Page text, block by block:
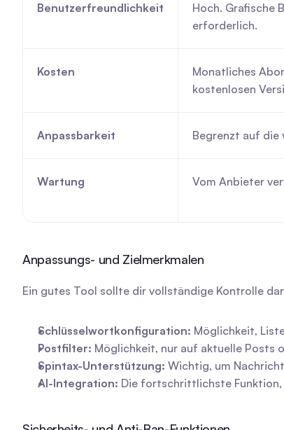
Benutzerfreundlichkeit
Hoch. Grafische
erforderlich.
Kosten
Monatliches
kostenlosen
Anpassbarkeit Begrenzt auf die
Wartung Vom Anbieter
Anpassungs- und Zielmerkmalen
Ein gutes Tool sollte dir vollständige Kontrolle
Schlüsselwortkonfiguration: Möglichkeit,
Postfilter: Möglichkeit, nur auf aktuelle Posts
Spintax-Unterstützung: Wichtig, um
AI-Integration: Die fortschrittlichste Funktion,